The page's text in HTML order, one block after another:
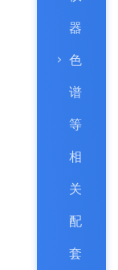
器
色
谱
等
相
关
配
套